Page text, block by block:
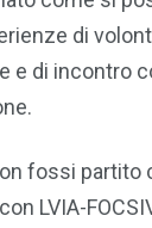
di
e di incontro
fossi
LVIA-